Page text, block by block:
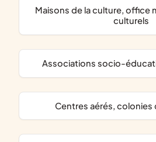
maisons de la culture, office municipal, centres
culturels
associations socio-
centres aérés,